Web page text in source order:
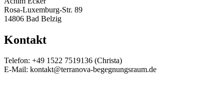
Rosa-Luxemburg-Str. 89
14806 Bad Belzig
Kontakt
Telefon: +49 1522 7519136 (Christa)
E-Mail: kontakt@terranova-begegnungsraum.de